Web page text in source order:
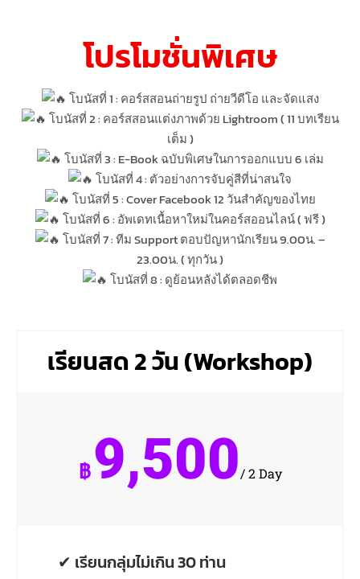
โปรโมชั่นพิเศษ
โบนัสที่ 1 : คอร์สสอนถ่ายรูป ถ่ายวีดีโอ และจัดแสง
โบนัสที่ 2 : คอร์สสอนแต่งภาพด้วย Lightroom ( 11 บทเรียน
เต็ม )
โบนัสที่ 3 : E-Book ฉบับพิเศษในการออกแบบ 6 เล่ม
โบนัสที่ 4 : ตัวอย่างการจับคู่สีที่น่าสนใจ
โบนัสที่ 5 : Cover Facebook 12 วันสำคัญของไทย
โบนัสที่ 6 : อัพเดทเนื้อหาใหม่ในคอร์สออนไลน์ ( ฟรี )
โบนัสที่ 7 : ทีม Support ตอบปัญหานักเรียน 9.00น. –
23.00น. ( ทุกวัน )
โบนัสที่ 8 : ดูย้อนหลังได้ตลอดชีพ
เรียนสด 2 วัน (Workshop)
฿9,500/ 2 Day
✔ เรียนกลุ่มไม่เกิน 30 ท่าน